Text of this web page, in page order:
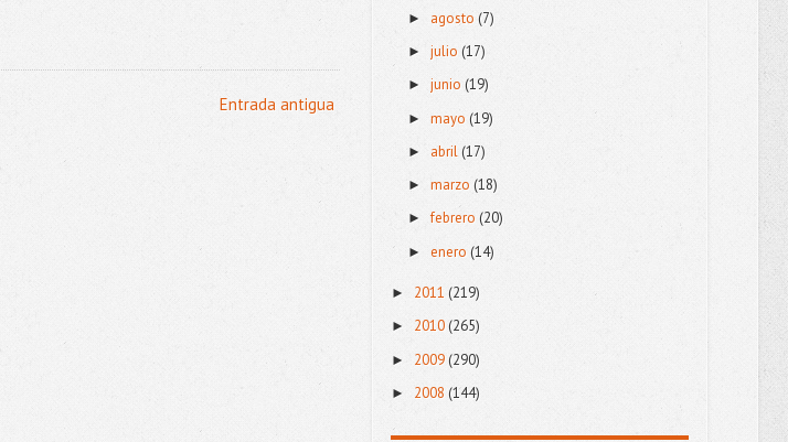
Entrada antigua
► agosto(7)
►julio(17)
►junio (19)
►mayo(19)
► abril(17)
►marzo(18)
►febrero(20)
►enero(14)
► 2011 (219)
► 2010 (265)
► 2009 (290)
► 2008 (144)